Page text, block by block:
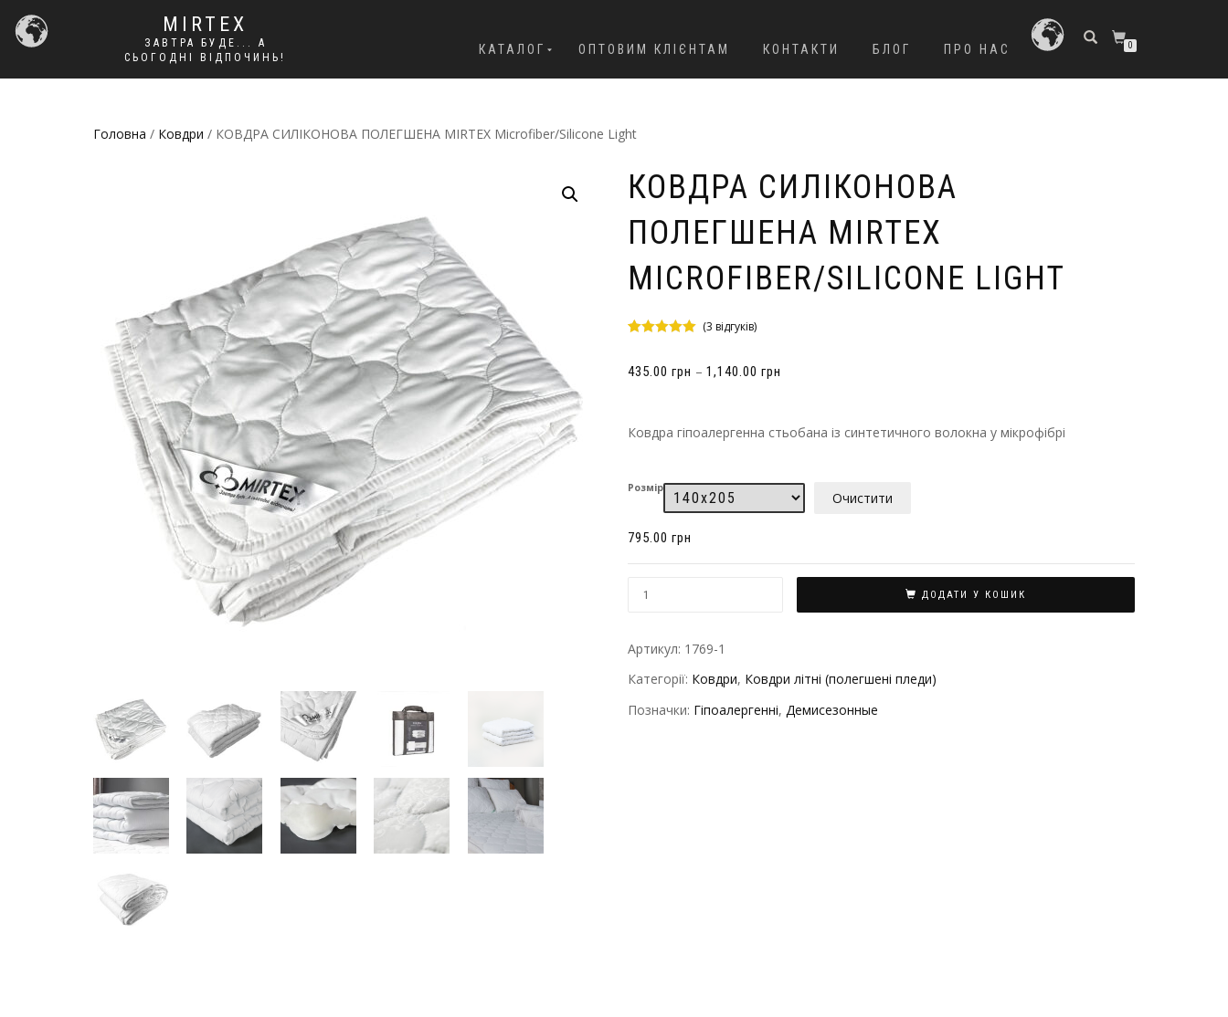
MIRTEX
ЗАВТРА БУДЕ... А
СЬОГОДНІ ВІДПОЧИНЬ!
КАТАЛОГ ОПТОВИМ КЛІЄНТАМ КОНТАКТИ БЛОГ ПРО НАС 0
Головна / Ковдри / КОВДРА СИЛІКОНОВА ПОЛЕГШЕНА MIRTEX Microfiber/Silicone Light
КОВДРА СИЛІКОНОВА
ПОЛЕГШЕНА MIRTEX
MICROFIBER/SILICONE LIGHT
основі
(3 відгуків)
435.00 грн – 1,140.00 грн
Ковдра гіпоалергенна стьобана із синтетичного волокна у мікрофібрі
Розмір
Очистити
795.00 грн
ДОДАТИ У КОШИК
Артикул: 1769-1
Категорії: Ковдри, Ковдри літні (полегшені пледи)
Позначки: Гіпоалергенні, Демисезонные